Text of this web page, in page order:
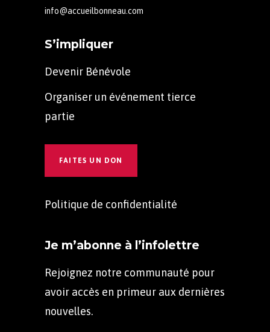
info@accueilbonneau.com
S’impliquer
Devenir Bénévole
Organiser un événement tierce
partie
FAITES UN DON
Politique de confidentialité
Je m’abonne à l’infolettre
Rejoignez notre communauté pour
avoir accès en primeur aux dernières
nouvelles.